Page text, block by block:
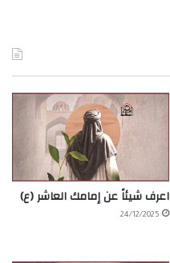
اعرف شيئاً عن إمامك العاشر (ع)
24/12/2025